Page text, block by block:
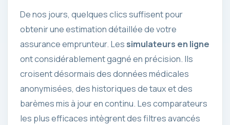
De nos jours, quelques clics suffisent pour
obtenir une estimation détaillée de votre
assurance emprunteur. Les simulateurs en ligne
ont considérablement gagné en précision. Ils
croisent désormais des données médicales
anonymisées, des historiques de taux et des
barèmes mis à jour en continu. Les comparateurs
les plus efficaces intègrent des filtres avancés